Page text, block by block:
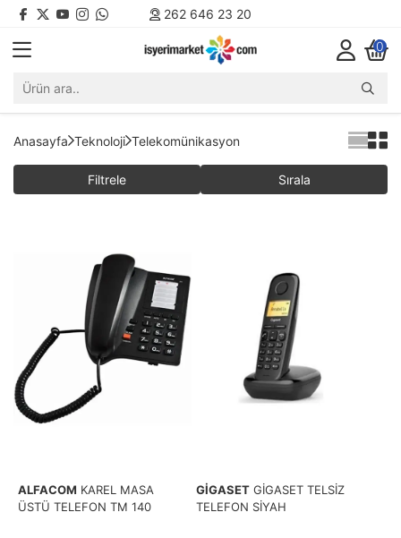
262 646 23 20
0
Anasayfa Teknoloji Telekomünikasyon
Filtrele Sırala
ALFACOM KAREL MASA
ÜSTÜ TELEFON TM 140
GİGASET GİGASET TELSİZ
TELEFON SİYAH